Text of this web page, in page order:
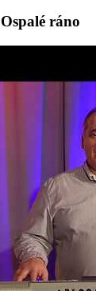
ráno